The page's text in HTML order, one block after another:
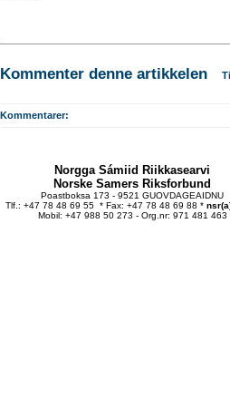
Kommenter denne artikkelen
Kommentarer:
Norgga Sámiid Riikkasearvi
Norske Samers Riksforbund
Poastboksa 173 - 9521 GUOVDAGEAIDNU
Tlf.: +47 78 48 69 55 * Fax: +47 78 48 69 88 *
Mobil: +47 988 50 273 - Org.nr: 971 481 463